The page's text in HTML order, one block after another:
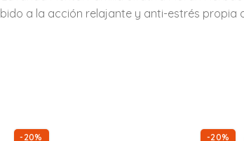
a la acción relajante y anti-estrés propia
-20% -20%